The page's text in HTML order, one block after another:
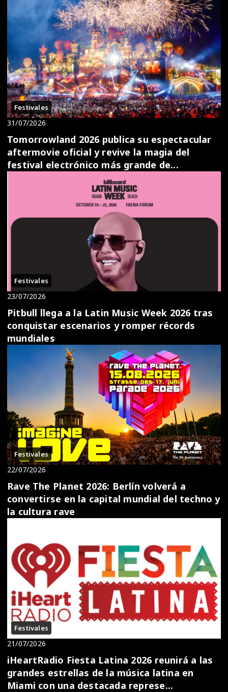
Festivales
31/07/2026
Tomorrowland 2026 publica su espectacular
aftermovie oficial y revive la magia del
festival electrónico más grande de...
Festivales
23/07/2026
Pitbull llega a la Latin Music Week 2026 tras
conquistar escenarios y romper récords
mundiales
Festivales
22/07/2026
Rave The Planet 2026: Berlín volverá a
convertirse en la capital mundial del techno y
la cultura rave
Festivales
21/07/2026
iHeartRadio Fiesta Latina 2026 reunirá a las
grandes estrellas de la música latina en
Miami con una destacada represe...